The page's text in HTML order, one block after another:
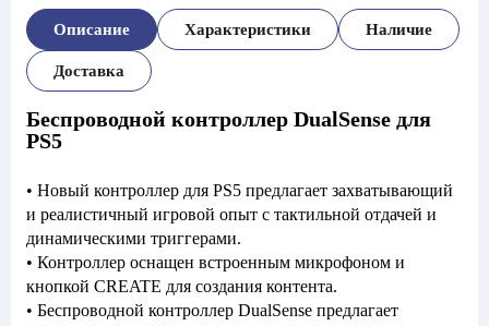
Описание Характеристики Наличие
Доставка
Беспроводной контроллер DualSense для
PS5
• Новый контроллер для PS5 предлагает захватывающий
и реалистичный игровой опыт с тактильной отдачей и
динамическими триггерами.
• Контроллер оснащен встроенным микрофоном и
кнопкой CREATE для создания контента.
• Беспроводной контроллер DualSense предлагает